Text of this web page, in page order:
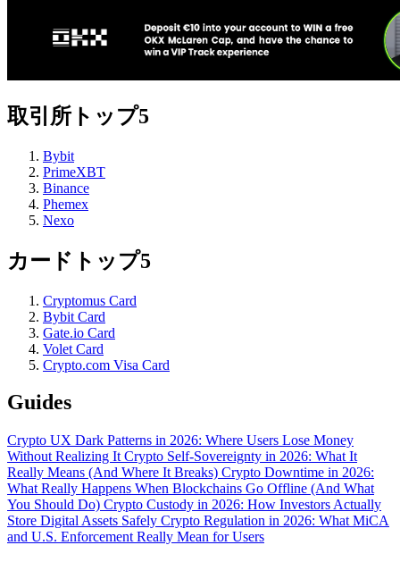
取引所トップ5
Bybit
PrimeXBT
Binance
Phemex
Nexo
カードトップ5
Cryptomus Card
Bybit Card
Gate.io Card
Volet Card
Crypto.com Visa Card
Guides
Crypto UX Dark Patterns in 2026: Where Users Lose Money
Without Realizing It Crypto Self-Sovereignty in 2026: What It
Really Means (And Where It Breaks) Crypto Downtime in 2026:
What Really Happens When Blockchains Go Offline (And What
You Should Do) Crypto Custody in 2026: How Investors Actually
Store Digital Assets Safely Crypto Regulation in 2026: What MiCA
and U.S. Enforcement Really Mean for Users